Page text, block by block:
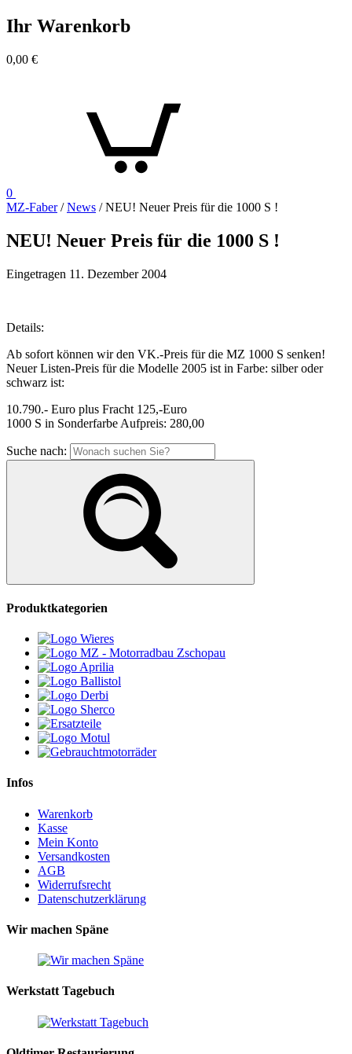
Ihr Warenkorb
0,00 €
0
MZ-Faber/News /NEU! Neuer Preis für die 1000 S !
NEU! Neuer Preis für die 1000 S !
Eingetragen 11. Dezember 2004
Details:
Ab sofort können wir den VK.-Preis für die MZ 1000 S senken!
Neuer Listen-Preis für die Modelle 2005 ist in Farbe: silber oder
schwarz ist:
10.790.- Euro plus Fracht 125,-Euro
1000 S in Sonderfarbe Aufpreis: 280,00
Suche nach:
Produktkategorien
Infos
Warenkorb
Kasse
Mein Konto
Versandkosten
AGB
Widerrufsrecht
Datenschutzerklärung
Wir machen Späne
Werkstatt Tagebuch